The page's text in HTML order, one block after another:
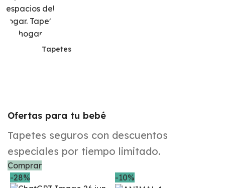
Tapetes
Ofertas para tu bebé
Tapetes seguros con descuentos
especiales por tiempo limitado.
Comprar
-28%
-10%